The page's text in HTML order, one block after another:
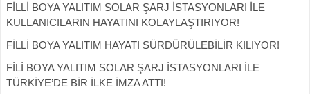
FİLLİ BOYA YALITIM SOLAR ŞARJ İSTASYONLARI İLE
KULLANICILARIN HAYATINI KOLAYLAŞTIRIYOR!
FİLLİ BOYA YALITIM HAYATI SÜRDÜRÜLEBİLİR KILIYOR!
FİLİ BOYA YALITIM SOLAR ŞARJ İSTASYONLARI İLE
TÜRKİYE’DE BİR İLKE İMZA ATTI!